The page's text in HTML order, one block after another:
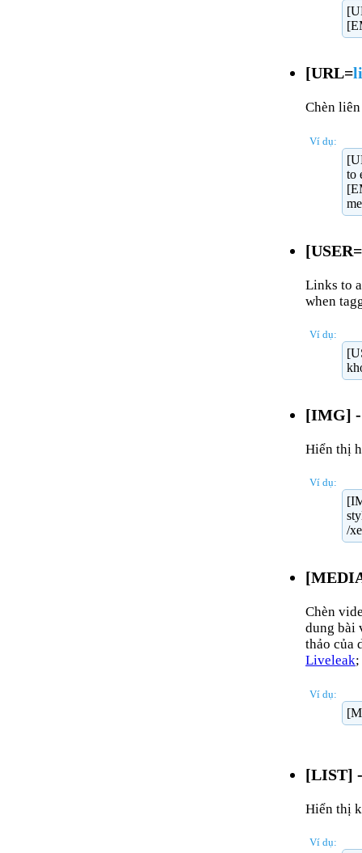
[URL=
Chèn
Ví dụ:
to
[USER=
Links to
when
Ví dụ:
[IMG] -
Hiển thị
Ví dụ:
/
Chèn
dung bài
thảo của
Liveleak;
Ví dụ:
[LIST]
Hiển thị
Ví dụ: